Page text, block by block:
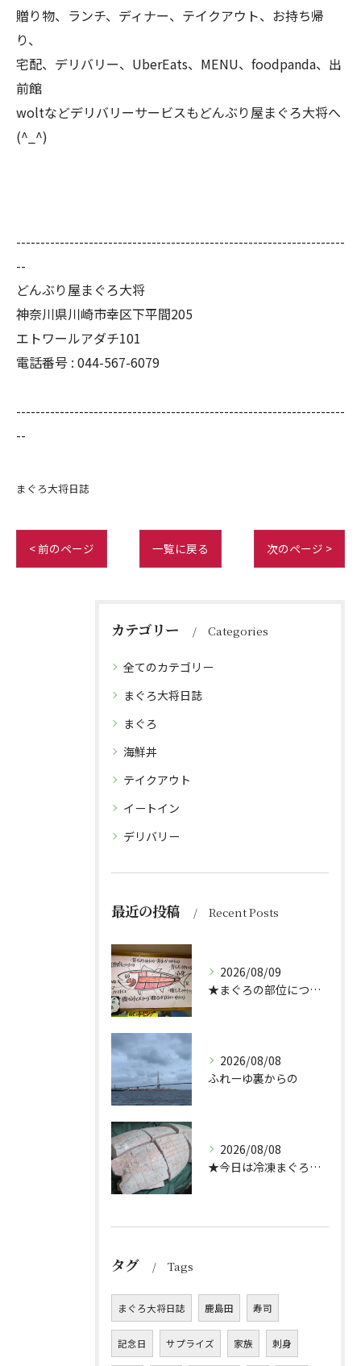
贈り物、ランチ、ディナー、テイクアウト、お持ち帰
り、
宅配、デリバリー、UberEats、MENU、foodpanda、出
前館
woltなどデリバリーサービスもどんぶり屋まぐろ大将へ
(^_^)
--------------------------------------------------------------------
--
どんぶり屋まぐろ大将
神奈川県川崎市幸区下平間205
エトワールアダチ101
電話番号 : 044-567-6079
--------------------------------------------------------------------
--
まぐろ大将日誌
< 前のページ 一覧に戻る 次のページ >
カテゴリー Categories
全てのカテゴリー
まぐろ大将日誌
まぐろ
海鮮丼
テイクアウト
イートイン
デリバリー
最近の投稿 Recent Posts
2026/08/09
★まぐろの部位について★
2026/08/08
ふれーゆ裏からの
2026/08/08
★今日は冷凍まぐろのサクの解凍方法★（どんぶり屋まぐろ大将）
タグ Tags
まぐろ大将日誌 鹿島田 寿司
記念日 サプライズ 家族 刺身